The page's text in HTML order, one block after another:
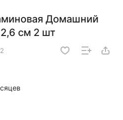
Домашний
см 2 шт